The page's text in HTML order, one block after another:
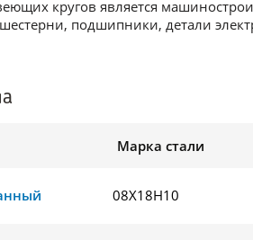
кругов является
подшипники, детали
Марка стали
08Х18Н10